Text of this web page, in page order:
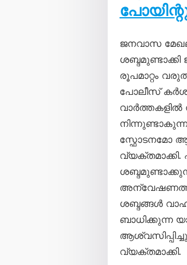
ജനവാസ
ശബ്ദമുണ്ടാക്കി
രൂപമാറ്റം
പോലീസ്
സ്ഫോടനമോ
ശബ്ദങ്ങൾ
ബാധിക്കുന്ന
വ്യക്തമാക്കി.